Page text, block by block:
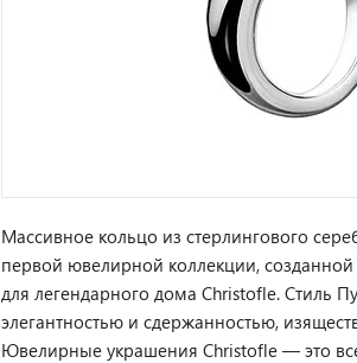
Массивное кольцо из стерлингового
первой ювелирной коллекции,
для легендарного дома Christofle. Стиль
элегантностью и сдержанностью,
Ювелирные украшения Christofle — это